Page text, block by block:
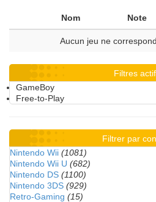
Nom Note
Aucun jeu ne
Filtres
GameBoy
Free-to-Play
Filtrer par
Nintendo Wii (1081)
Nintendo Wii U (682)
Nintendo DS (1100)
Nintendo 3DS (929)
Retro-Gaming (15)